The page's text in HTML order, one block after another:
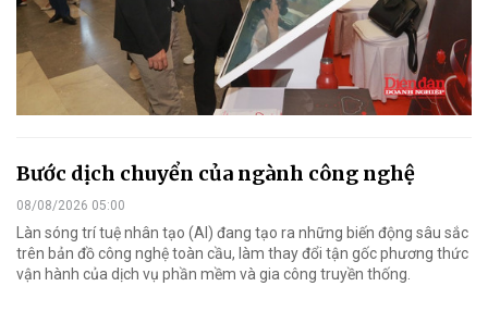
Bước dịch chuyển của ngành công nghệ
08/08/2026 05:00
Làn sóng trí tuệ nhân tạo (AI) đang tạo ra những biến động sâu sắc
trên bản đồ công nghệ toàn cầu, làm thay đổi tận gốc phương thức
vận hành của dịch vụ phần mềm và gia công truyền thống.